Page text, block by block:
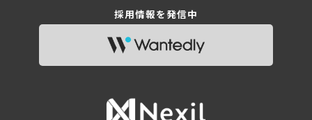
採用情報を発信中